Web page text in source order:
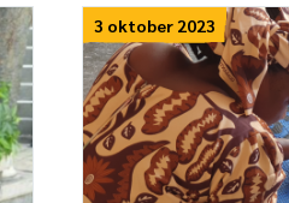
werd
omdat ze zich in
aan collega’s
tegen de
christelijke
Yakubu, […]
3 oktober 2023